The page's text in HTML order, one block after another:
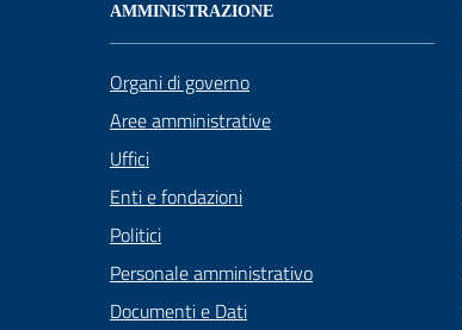
AMMINISTRAZIONE
Organi di governo
Aree amministrative
Uffici
Enti e fondazioni
Politici
Personale amministrativo
Documenti e Dati